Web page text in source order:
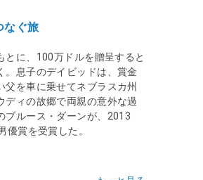
ぐ旅
とに、100万ドルを贈呈すると
。息子のデイビッドは、賞金
を車に乗せてネブラスカ州
ディの故郷で両親の意外な過
ブルース・ダーンが、2013
優賞を受賞した。